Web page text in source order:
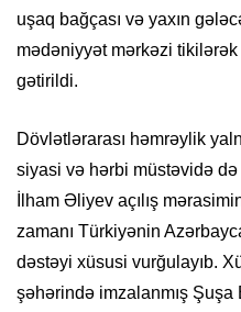
uşaq bağçası və yaxın
mədəniyyət mərkəzi
gətirildi.
Dövlətlərarası həmrəylik
siyasi və hərbi müstəvidə
İlham Əliyev açılış
zamanı Türkiyənin
dəstəyi xüsusi vurğulayıb.
şəhərində imzalanmış